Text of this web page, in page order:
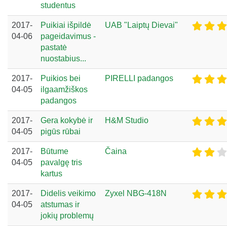
studentus
2017-
04-06
Puikiai išpildė
pageidavimus -
pastatė
nuostabius...
UAB "Laiptų Dievai"
2017-
04-05
Puikios bei
ilgaamžiškos
padangos
PIRELLI padangos
2017-
04-05
Gera kokybė ir
pigūs rūbai
H&M Studio
2017-
04-05
Būtume
pavalgę tris
kartus
Čaina
2017-
04-05
Didelis veikimo
atstumas ir
jokių problemų
Zyxel NBG-418N